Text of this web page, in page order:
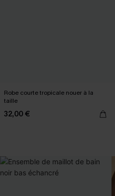
Robe courte tropicale nouer à la
taille
32,00 €